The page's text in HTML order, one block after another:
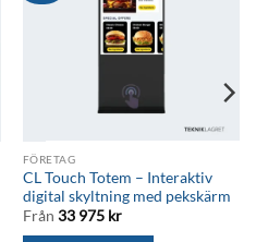
FÖRETAG
CL Touch Totem – Interaktiv
digital skyltning med pekskärm
Från 33 975 kr